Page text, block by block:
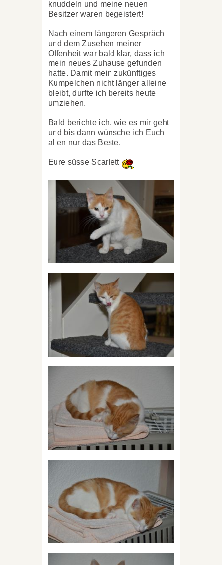
knuddeln und meine neuen
Besitzer waren begeistert!
Nach einem längeren Gespräch
und dem Zusehen meiner
Offenheit war bald klar, dass ich
mein neues Zuhause gefunden
hatte. Damit mein zukünftiges
Kumpelchen nicht länger alleine
bleibt, durfte ich bereits heute
umziehen.
Bald berichte ich, wie es mir geht
und bis dann wünsche ich Euch
allen nur das Beste.
Eure süsse Scarlett